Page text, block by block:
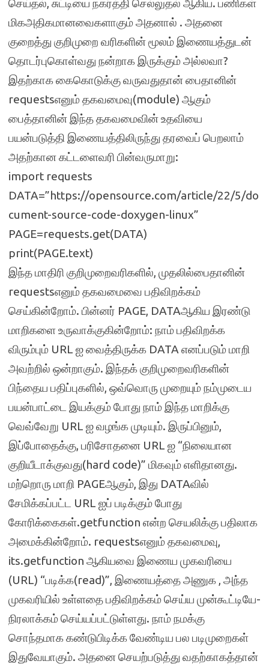
செய்தல், சுட்டியை நகர்த்தி செல்லுதல் ஆகிய. பணிகள்
மிகஅதிகமானவைகளாகும் அதனால் . அதனை
குறைத்து குறிமுறை வரிகளின் மூலம் இணையத்துடன்
தொடர்புகொள்வது நன்றாக இருக்கும் அல்லவா?
இதற்காக கைகொடுக்கு வருவதுதான் பைதானின்
requestsஎனும் தகவமைவு(module) ஆகும்
பைத்தானின் இந்த தகவமைவின் உதவியை
பயன்படுத்தி இணையத்திலிருந்து தரவைப் பெறலாம்
அதற்கான கட்டளைவரி பின்வருமாறு:
import requests
DATA=”https://opensource.com/article/22/5/do
cument-source-code-doxygen-linux”
PAGE=requests.get(DATA)
print(PAGE.text)
இந்த மாதிரி குறிமுறைவரிகளில், முதலில்பைதானின்
requestsஎனும் தகவமைவை பதிவிறக்கம்
செய்கின்றோம். பின்னர் PAGE, DATAஆகிய இரண்டு
மாறிகளை உருவாக்குகின்றோம்: நாம் பதிவிறக்க
விரும்பும் URL ஐ வைத்திருக்க DATA எனப்படும் மாறி
அவற்றில் ஒன்றாகும். இந்தக் குறிமுறைவரிகளின்
பிந்தைய பதிப்புகளில், ஒவ்வொரு முறையும் நம்முடைய
பயன்பாட்டை இயக்கும் போது நாம் இந்த மாறிக்கு
வெவ்வேறு URL ஐ வழங்க முடியும். இருப்பினும்,
இப்போதைக்கு, பரிசோதனை URL ஐ “நிலையான
குறியீடாக்குவது(hard code)” மிகவும் எளிதானது.
மற்றொரு மாறி PAGEஆகும், இது DATAவில்
சேமிக்கப்பட்ட URL ஐப் படிக்கும் போது
கோரிக்கைகள்.getfunction என்ற செயலிக்கு பதிலாக
அமைக்கின்றோம். requestsஎனும் தகவமைவு,
its.getfunction ஆகியவை இணைய முகவரியை
(URL) “படிக்க(read)”, இணையத்தை அணுக , அந்த
முகவரியில் உள்ளதை பதிவிறக்கம் செய்ய முன்கூட்டியே-
நிரலாக்கம் செய்யப்பட்டுள்ளது. நாம் நமக்கு
சொந்தமாக கண்டுபிடிக்க வேண்டிய பல படிமுறைகள்
இதுவேயாகும். அதனை செயற்படுத்து வதற்காகத்தான்